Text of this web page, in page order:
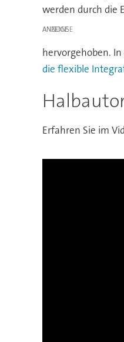
werden durch die
ANZEIGE
hervorgehoben.
die flexible
Erfahren Sie im